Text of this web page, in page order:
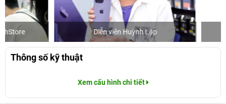
Diễn viên Huỳnh Lập Khách mua
Thông số kỹ thuật
Xem cấu hình chi tiết